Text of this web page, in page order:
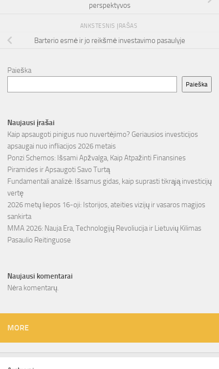
perspektyvos
ANKSTESNIS ĮRAŠAS
Barterio esmė ir jo reikšmė investavimo pasaulyje
Paieška
Paieška
Naujausi įrašai
Kaip apsaugoti pinigus nuo nuvertėjimo? Geriausios investicijos
apsaugai nuo infliacijos 2026 metais
Ponzi Schemos: Išsami Apžvalga, Kaip Atpažinti Finansines
Piramides ir Apsaugoti Savo Turtą
Fundamentali analizė: Išsamus gidas, kaip suprasti tikrąją investicijų
vertę
2026 metų liepos 16-oji: Istorijos, ateities vizijų ir vasaros magijos
sankirta
MMA 2026: Nauja Era, Technologijų Revoliucija ir Lietuvių Kilimas
Pasaulio Reitinguose
Naujausi komentarai
Nėra komentarų.
MORE